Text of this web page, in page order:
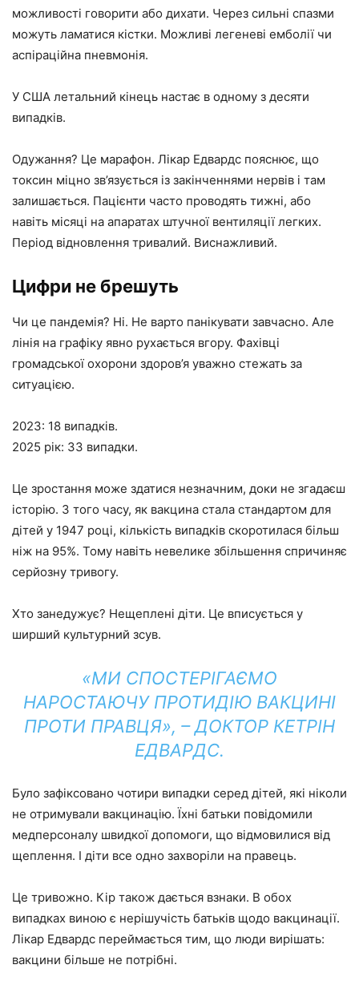
можливості говорити або дихати. Через сильні спазми
можуть ламатися кістки. Можливі легеневі емболії чи
аспіраційна пневмонія.
У США летальний кінець настає в одному з десяти
випадків.
Одужання? Це марафон. Лікар Едвардс пояснює, що
токсин міцно зв’язується із закінченнями нервів і там
залишається. Пацієнти часто проводять тижні, або
навіть місяці на апаратах штучної вентиляції легких.
Період відновлення тривалий. Виснажливий.
Цифри не брешуть
Чи це пандемія? Ні. Не варто панікувати завчасно. Але
лінія на графіку явно рухається вгору. Фахівці
громадської охорони здоров’я уважно стежать за
ситуацією.
2023: 18 випадків.
2025 рік: 33 випадки.
Це зростання може здатися незначним, доки не згадаєш
історію. З того часу, як вакцина стала стандартом для
дітей у 1947 році, кількість випадків скоротилася більш
ніж на 95%. Тому навіть невелике збільшення спричиняє
серйозну тривогу.
Хто занедужує? Нещеплені діти. Це вписується у
ширший культурний зсув.
«МИ СПОСТЕРІГАЄМО
НАРОСТАЮЧУ ПРОТИДІЮ ВАКЦИНІ
ПРОТИ ПРАВЦЯ», – ДОКТОР КЕТРІН
ЕДВАРДС.
Було зафіксовано чотири випадки серед дітей, які ніколи
не отримували вакцинацію. Їхні батьки повідомили
медперсоналу швидкої допомоги, що відмовилися від
щеплення. І діти все одно захворіли на правець.
Це тривожно. Кір також дається взнаки. В обох
випадках виною є нерішучість батьків щодо вакцинації.
Лікар Едвардс переймається тим, що люди вирішать:
вакцини більше не потрібні.